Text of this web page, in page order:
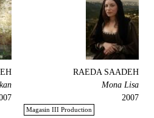
RAEDA SAADEH
Mona Lisa
2007
Magasin III Production